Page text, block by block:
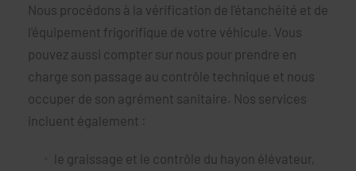
Nous procédons à la vérification de l'étanchéité et de
l'équipement frigorifique de votre véhicule. Vous
pouvez aussi compter sur nous pour prendre en
charge son passage au contrôle technique et nous
occuper de son agrément sanitaire. Nos services
incluent également :
le graissage et le contrôle du hayon élévateur,